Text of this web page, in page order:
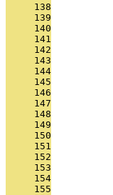
     138
     139
     140
     141
     142
     143
     144
     145
     146
     147
     148
     149
     150
     151
     152
     153
     154
     155